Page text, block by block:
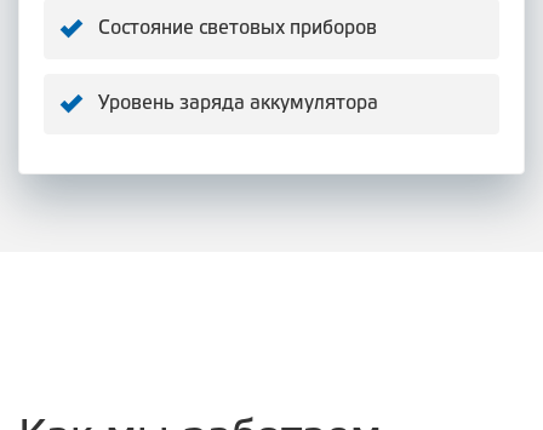
Состояние световых приборов
Уровень заряда аккумулятора